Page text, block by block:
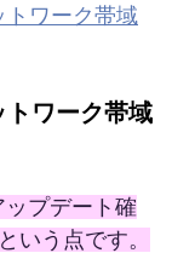
トワーク帯域
ワーク帯域
プデート確
いう点です。